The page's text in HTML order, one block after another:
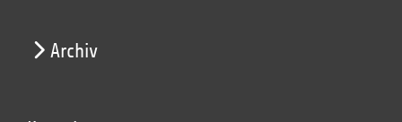
Archiv